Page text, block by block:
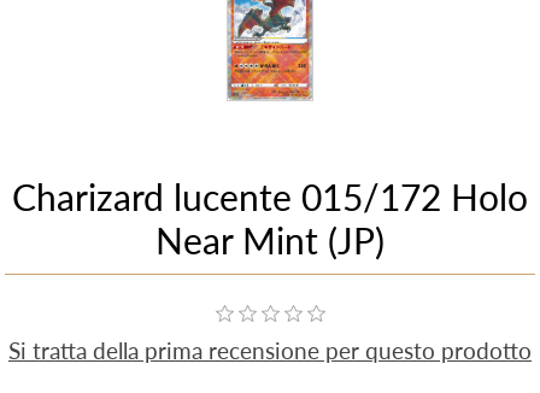
Charizard lucente 015/172 Holo
Near Mint (JP)
Si tratta della prima recensione per questo prodotto